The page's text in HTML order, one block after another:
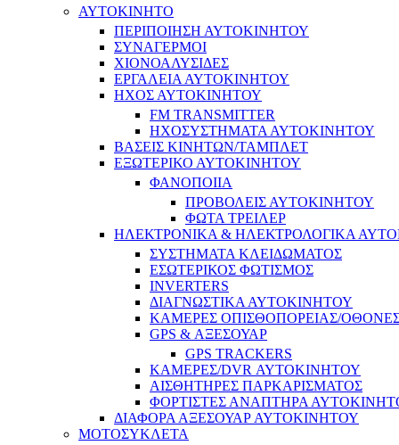
ΑΥΤΟΚΙΝΗΤΟ
ΠΕΡΙΠΟΙΗΣΗ ΑΥΤΟΚΙΝΗΤΟΥ
ΣΥΝΑΓΕΡΜΟΙ
ΧΙΟΝΟΑΛΥΣΙΔΕΣ
ΕΡΓΑΛΕΙΑ ΑΥΤΟΚΙΝΗΤΟΥ
ΗΧΟΣ ΑΥΤΟΚΙΝΗΤΟΥ
FM TRANSMITTER
ΗΧΟΣΥΣΤΗΜΑΤΑ ΑΥΤΟΚΙΝΗΤΟΥ
ΒΑΣΕΙΣ ΚΙΝΗΤΩΝ/ΤΑΜΠΛΕΤ
ΕΞΩΤΕΡΙΚΟ ΑΥΤΟΚΙΝΗΤΟΥ
ΦΑΝΟΠΟΙΙΑ
ΠΡΟΒΟΛΕΙΣ ΑΥΤΟΚΙΝΗΤΟΥ
ΦΩΤΑ ΤΡΕΙΛΕΡ
ΗΛΕΚΤΡΟΝΙΚΑ & ΗΛΕΚΤΡΟΛΟΓΙΚΑ
ΣΥΣΤΗΜΑΤΑ ΚΛΕΙΔΩΜΑΤΟΣ
ΕΣΩΤΕΡΙΚΟΣ ΦΩΤΙΣΜΟΣ
INVERTERS
ΔΙΑΓΝΩΣΤΙΚΑ ΑΥΤΟΚΙΝΗΤΟΥ
ΚΑΜΕΡΕΣ ΟΠΙΣΘΟΠΟΡΕΙΑΣ/
GPS & ΑΞΕΣΟΥΑΡ
GPS TRACKERS
ΚΑΜΕΡΕΣ/DVR ΑΥΤΟΚΙΝΗΤΟΥ
ΑΙΣΘΗΤΗΡΕΣ ΠΑΡΚΑΡΙΣΜΑΤΟΣ
ΦΟΡΤΙΣΤΕΣ ΑΝΑΠΤΗΡΑ
ΔΙΑΦΟΡΑ ΑΞΕΣΟΥΑΡ ΑΥΤΟΚΙΝΗΤΟΥ
ΜΟΤΟΣΥΚΛΕΤΑ